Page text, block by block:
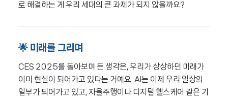
로 해결하는 게 우리 세대의 큰 과제가 되지 않을까요?
🌟 미래를 그리며
CES 2025를 돌아보며 든 생각은, 우리가 상상하던 미래가
이미 현실이 되어가고 있다는 거예요. AI는 이제 우리 일상의
일부가 되어가고 있고, 자율주행이나 디지털 헬스케어 같은 기